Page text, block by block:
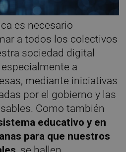
es necesario
a todos los colectivos
sociedad digital
a
mediante iniciativas
por el gobierno y las
Como también
educativo y en
para que nuestros